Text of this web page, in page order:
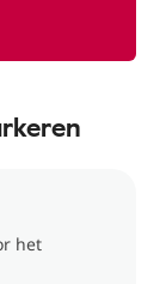
het